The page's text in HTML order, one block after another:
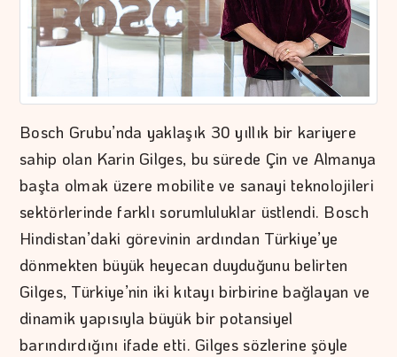
Bosch Grubu’nda yaklaşık 30 yıllık bir kariyere
sahip olan Karin Gilges, bu sürede Çin ve Almanya
başta olmak üzere mobilite ve sanayi teknolojileri
sektörlerinde farklı sorumluluklar üstlendi. Bosch
Hindistan’daki görevinin ardından Türkiye’ye
dönmekten büyük heyecan duyduğunu belirten
Gilges, Türkiye’nin iki kıtayı birbirine bağlayan ve
dinamik yapısıyla büyük bir potansiyel
barındırdığını ifade etti. Gilges sözlerine şöyle